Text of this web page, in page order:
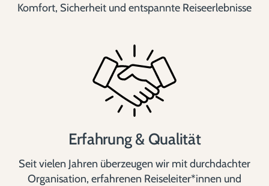
Komfort, Sicherheit und entspannte Reiseerlebnisse
Erfahrung & Qualität
Seit vielen Jahren überzeugen wir mit durchdachter
Organisation, erfahrenen Reiseleiter*innen und